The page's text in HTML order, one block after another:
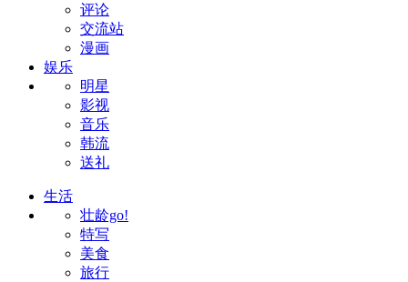
评论
交流站
漫画
娱乐
明星
影视
音乐
韩流
送礼
生活
壮龄go!
特写
美食
旅行